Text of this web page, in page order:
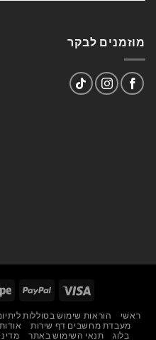
מוזמנים לבקר
Visa
ראשי הוראות שימוש בסוללות
מעבדת מחשבים דף שירות
אודות
בלוג
תנאי השימוש באתר